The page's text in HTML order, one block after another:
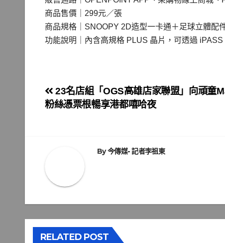
商品售價｜299元／張
商品規格｜SNOOPY 2D造型一卡通＋足球立體配
功能說明｜內含高規格 PLUS 晶片，可透過
文
章
23名店組「OGS高雄店家聯盟」向頑童
粉絲憑票根暢享港都嘻哈夜
By今傳媒- 記者李祖東
RELATED POST